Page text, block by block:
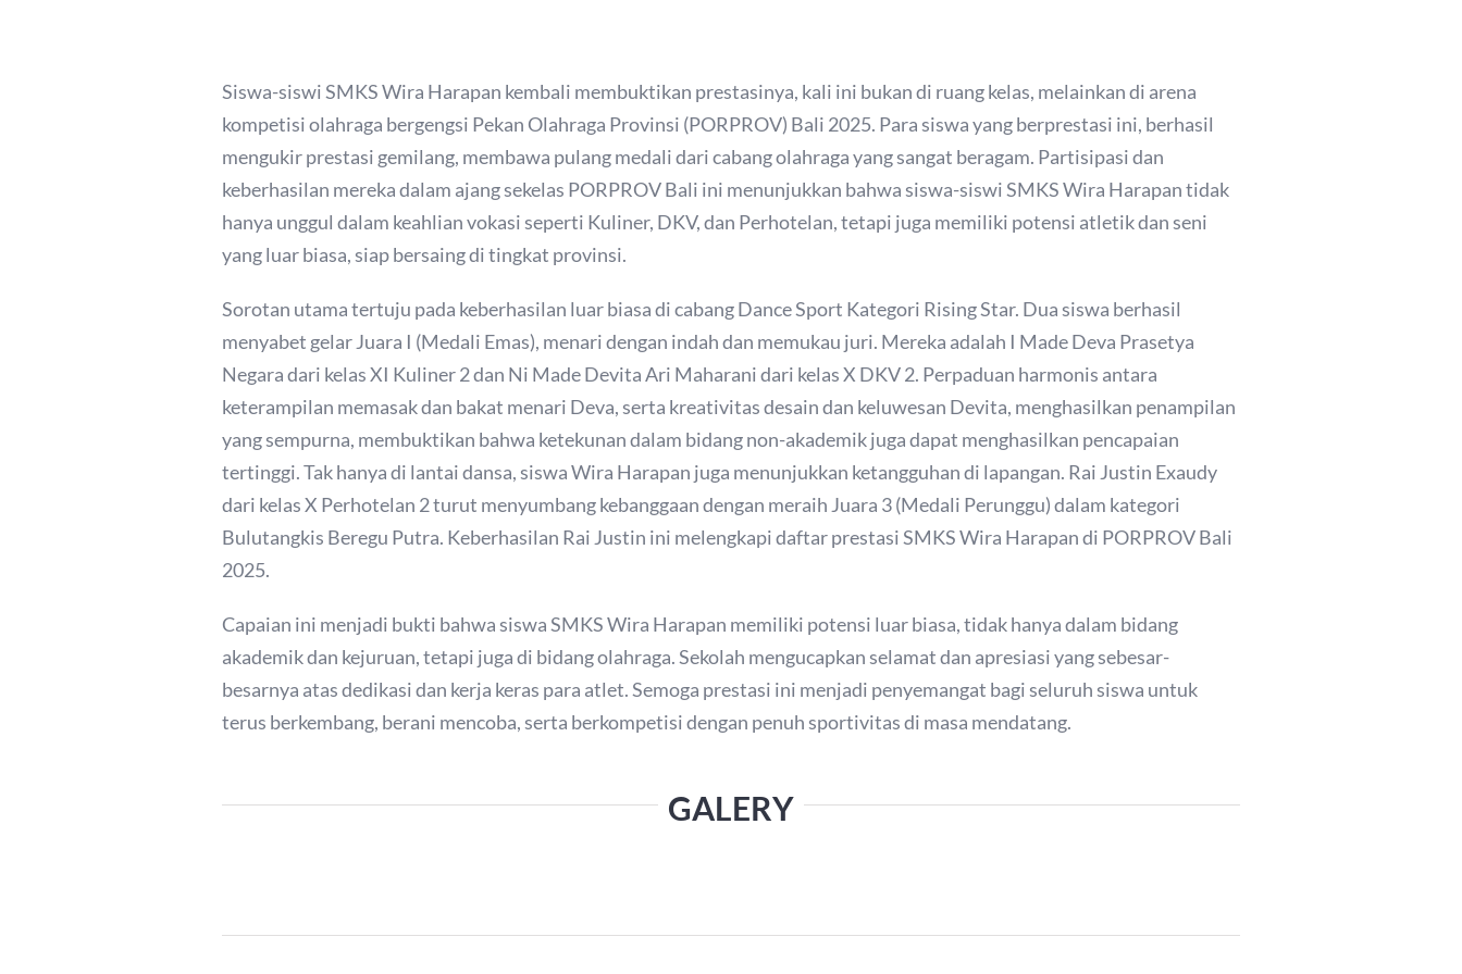
Siswa-siswi SMKS Wira Harapan kembali membuktikan prestasinya, kali ini bukan di ruang kelas, melainkan di arena
kompetisi olahraga bergengsi Pekan Olahraga Provinsi (PORPROV) Bali 2025. Para siswa yang berprestasi ini, berhasil
mengukir prestasi gemilang, membawa pulang medali dari cabang olahraga yang sangat beragam. Partisipasi dan
keberhasilan mereka dalam ajang sekelas PORPROV Bali ini menunjukkan bahwa siswa-siswi SMKS Wira Harapan tidak
hanya unggul dalam keahlian vokasi seperti Kuliner, DKV, dan Perhotelan, tetapi juga memiliki potensi atletik dan seni
yang luar biasa, siap bersaing di tingkat provinsi.
Sorotan utama tertuju pada keberhasilan luar biasa di cabang Dance Sport Kategori Rising Star. Dua siswa berhasil
menyabet gelar Juara I (Medali Emas), menari dengan indah dan memukau juri. Mereka adalah I Made Deva Prasetya
Negara dari kelas XI Kuliner 2 dan Ni Made Devita Ari Maharani dari kelas X DKV 2. Perpaduan harmonis antara
keterampilan memasak dan bakat menari Deva, serta kreativitas desain dan keluwesan Devita, menghasilkan penampilan
yang sempurna, membuktikan bahwa ketekunan dalam bidang non-akademik juga dapat menghasilkan pencapaian
tertinggi. Tak hanya di lantai dansa, siswa Wira Harapan juga menunjukkan ketangguhan di lapangan. Rai Justin Exaudy
dari kelas X Perhotelan 2 turut menyumbang kebanggaan dengan meraih Juara 3 (Medali Perunggu) dalam kategori
Bulutangkis Beregu Putra. Keberhasilan Rai Justin ini melengkapi daftar prestasi SMKS Wira Harapan di PORPROV Bali
2025.
Capaian ini menjadi bukti bahwa siswa SMKS Wira Harapan memiliki potensi luar biasa, tidak hanya dalam bidang
akademik dan kejuruan, tetapi juga di bidang olahraga. Sekolah mengucapkan selamat dan apresiasi yang sebesar-
besarnya atas dedikasi dan kerja keras para atlet. Semoga prestasi ini menjadi penyemangat bagi seluruh siswa untuk
terus berkembang, berani mencoba, serta berkompetisi dengan penuh sportivitas di masa mendatang.
GALERY